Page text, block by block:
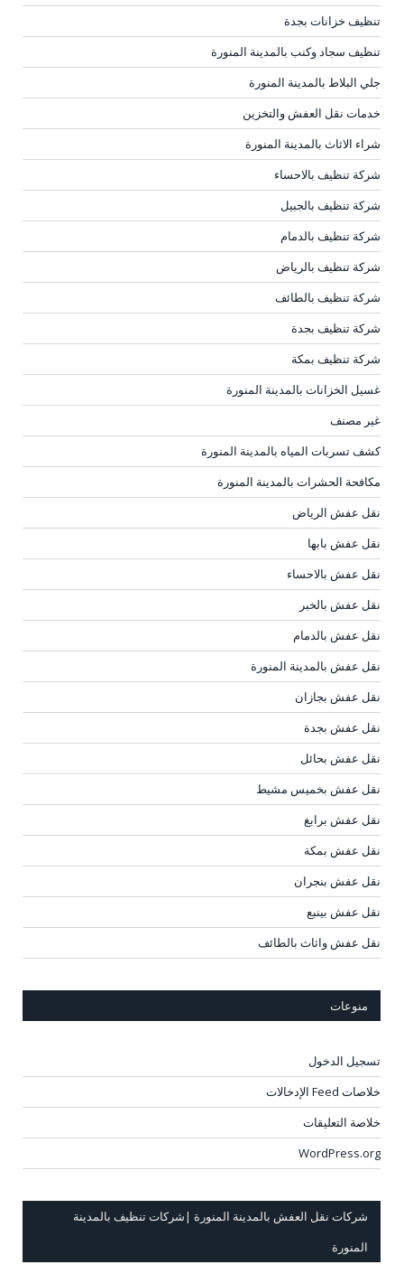
تنظيف خزانات بجدة
تنظيف سجاد وكنب بالمدينة المنورة
جلي البلاط بالمدينة المنورة
خدمات نقل العفش والتخزين
شراء الاثاث بالمدينة المنورة
شركة تنظيف بالاحساء
شركة تنظيف بالجبيل
شركة تنظيف بالدمام
شركة تنظيف بالرياض
شركة تنظيف بالطائف
شركة تنظيف بجدة
شركة تنظيف بمكة
غسيل الخزانات بالمدينة المنورة
غير مصنف
كشف تسربات المياه بالمدينة المنورة
مكافحة الحشرات بالمدينة المنورة
نقل عفش الرياض
نقل عفش بابها
نقل عفش بالاحساء
نقل عفش بالخبر
نقل عفش بالدمام
نقل عفش بالمدينة المنورة
نقل عفش بجازان
نقل عفش بجدة
نقل عفش بحائل
نقل عفش بخميس مشيط
نقل عفش برابغ
نقل عفش بمكة
نقل عفش بنجران
نقل عفش بينبع
نقل عفش واثاث بالطائف
منوعات
تسجيل الدخول
خلاصات Feed الإدخالات
خلاصة التعليقات
WordPress.org
شركات نقل العفش بالمدينة المنورة |شركات تنظيف بالمدينة
المنورة